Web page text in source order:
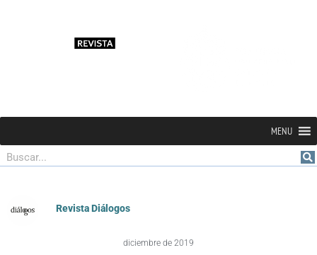
MENU
Buscar
Revista Diálogos
diciembre de 2019